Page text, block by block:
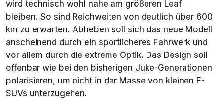
wird technisch wohl nahe am größeren Leaf
bleiben. So sind Reichweiten von deutlich über 600
km zu erwarten. Abheben soll sich das neue Modell
anscheinend durch ein sportlicheres Fahrwerk und
vor allem durch die extreme Optik. Das Design soll
offenbar wie bei den bisherigen Juke-Generationen
polarisieren, um nicht in der Masse von kleinen E-
SUVs unterzugehen.